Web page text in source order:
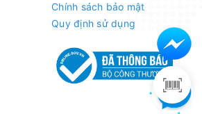
Chính sách bảo mật
Quy định sử dụng